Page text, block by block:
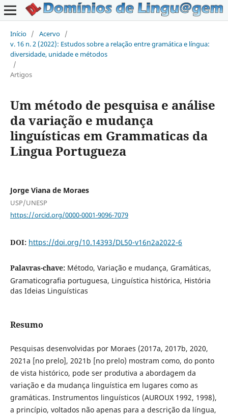
Início / Acervo /
v. 16 n. 2 (2022): Estudos sobre a relação entre gramática e língua:
diversidade, unidade e métodos
/
Artigos
Um método de pesquisa e análise
da variação e mudança
linguísticas em Grammaticas da
Lingua Portugueza
Jorge Viana de Moraes
USP/UNESP
https://orcid.org/0000-0001-9096-7079
DOI: https://doi.org/10.14393/DL50-v16n2a2022-6
Palavras-chave: Método, Variação e mudança, Gramáticas,
Gramaticografia portuguesa, Linguística histórica, História
das Ideias Linguísticas
Resumo
Pesquisas desenvolvidas por Moraes (2017a, 2017b, 2020,
2021a [no prelo], 2021b [no prelo) mostram como, do ponto
de vista histórico, pode ser produtiva a abordagem da
variação e da mudança linguística em lugares como as
gramáticas. Instrumentos linguísticos (AUROUX 1992, 1998),
a princípio, voltados não apenas para a descrição da língua,